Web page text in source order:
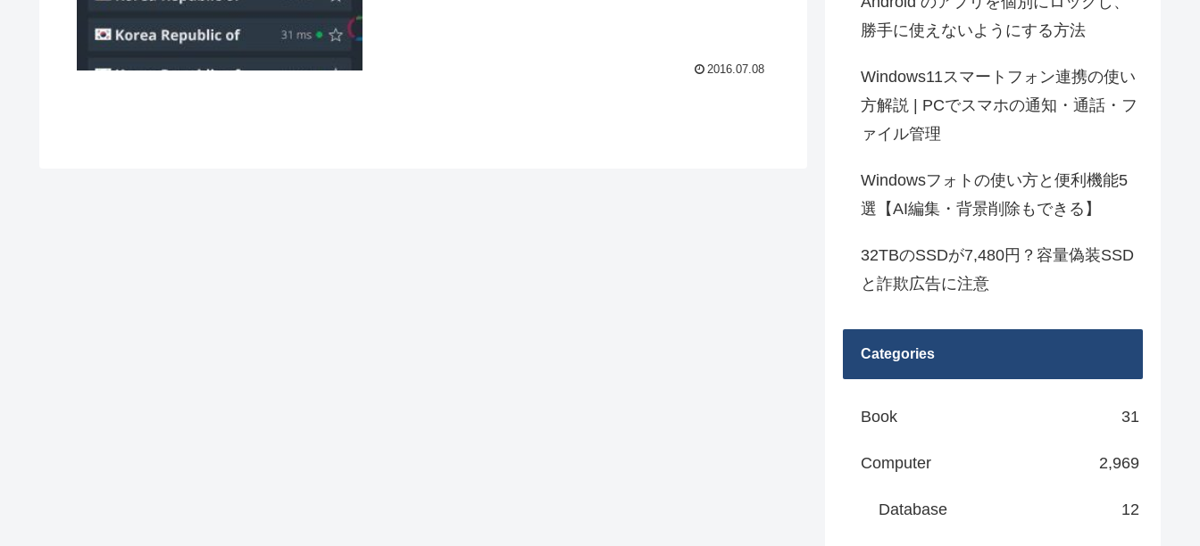
2016.07.08
勝手に使えないようにする方法
Windows11スマートフォン連携の使い
方解説 | PCでスマホの通知・通話・フ
ァイル管理
Windowsフォトの使い方と便利機能5
選【AI編集・背景削除もできる】
32TBのSSDが7,480円？容量偽装SSD
と詐欺広告に注意
Categories
Book 31
Computer 2,969
Database 12